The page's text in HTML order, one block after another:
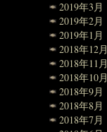
2019年3月
2019年2月
2019年1月
2018年12月
2018年11月
2018年10月
2018年9月
2018年8月
2018年7月